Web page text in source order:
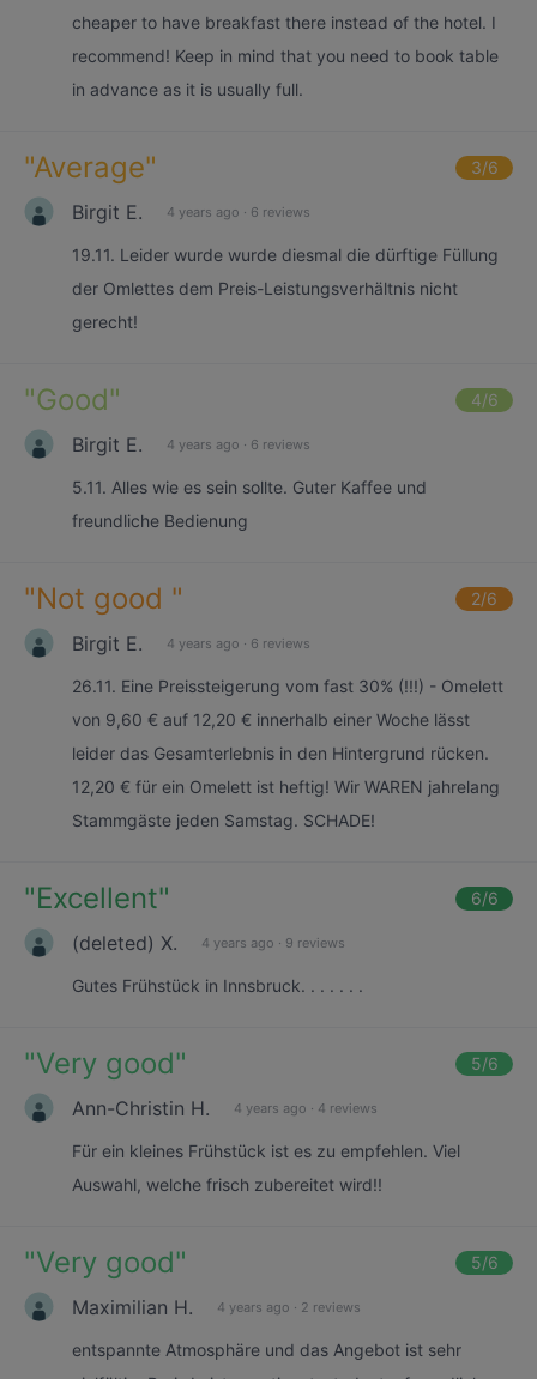
cheaper to have breakfast there instead of the hotel. I
recommend! Keep in mind that you need to book table
in advance as it is usually full.
"Average" 3/6
Birgit E. 4 years ago · 6 reviews
19.11. Leider wurde wurde diesmal die dürftige Füllung
der Omlettes dem Preis-Leistungsverhältnis nicht
gerecht!
"Good" 4/6
Birgit E. 4 years ago · 6 reviews
5.11. Alles wie es sein sollte. Guter Kaffee und
freundliche Bedienung
"Not good " 2/6
Birgit E. 4 years ago · 6 reviews
26.11. Eine Preissteigerung vom fast 30% (!!!) - Omelett
von 9,60 € auf 12,20 € innerhalb einer Woche lässt
leider das Gesamterlebnis in den Hintergrund rücken.
12,20 € für ein Omelett ist heftig! Wir WAREN jahrelang
Stammgäste jeden Samstag. SCHADE!
"Excellent" 6/6
(deleted) X. 4 years ago · 9 reviews
Gutes Frühstück in Innsbruck. . . . . . .
"Very good" 5/6
Ann-Christin H. 4 years ago · 4 reviews
Für ein kleines Frühstück ist es zu empfehlen. Viel
Auswahl, welche frisch zubereitet wird!!
"Very good" 5/6
Maximilian H. 4 years ago · 2 reviews
entspannte Atmosphäre und das Angebot ist sehr